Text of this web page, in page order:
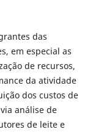
das
em especial as
de recursos,
da atividade
dos custos de
análise de
de leite e